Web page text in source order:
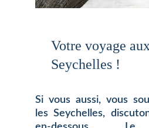
Votre voyage aux
Seychelles !
Si vous aussi, vous
les Seychelles,